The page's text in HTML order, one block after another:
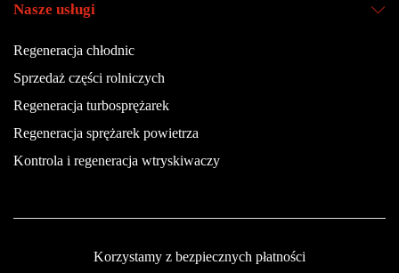
Nasze usługi
Regeneracja chłodnic
Sprzedaż części rolniczych
Regeneracja turbosprężarek
Regeneracja sprężarek powietrza
Kontrola i regeneracja wtryskiwaczy
Korzystamy z bezpiecznych płatności